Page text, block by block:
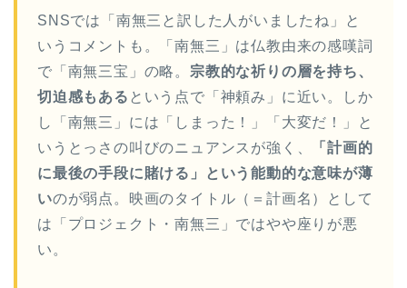
SNSでは「南無三と訳した人がいましたね」と
いうコメントも。「南無三」は仏教由来の感嘆詞
で「南無三宝」の略。 宗教的な祈りの層を持ち、
切迫感もある という点で「神頼み」に近い。しか
し「南無三」には「しまった！」「大変だ！」と
いうとっさの叫びのニュアンスが強く、
「計画的
に最後の手段に賭ける」という能動的な意味が薄
いのが弱点。映画のタイトル（＝計画名）として
は「プロジェクト・南無三」ではやや座りが悪
い。